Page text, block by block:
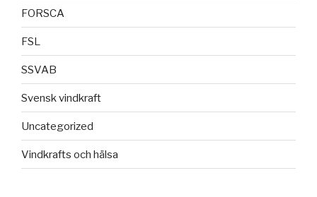
FORSCA
FSL
SSVAB
Svensk vindkraft
Uncategorized
Vindkrafts och hälsa